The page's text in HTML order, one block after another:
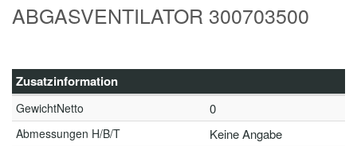
ABGASVENTILATOR 300703500
Zusatzinformation
GewichtNetto 0
Abmessungen H/B/T Keine Angabe